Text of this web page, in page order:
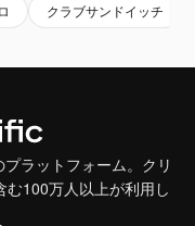
クラブサンドイッチ
ラットフォーム。クリ
100万人以上が利用し